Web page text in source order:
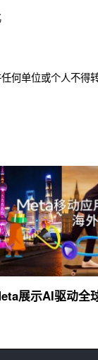
何单位或个人不
展示AI驱动全